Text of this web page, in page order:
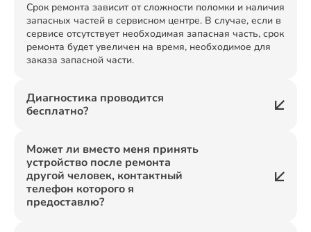
Срок ремонта зависит от сложности поломки и наличия
запасных частей в сервисном центре. В случае, если в
сервисе отсутствует необходимая запасная часть, срок
ремонта будет увеличен на время, необходимое для
заказа запасной части.
Диагностика проводится
бесплатно?
Может ли вместо меня принять
устройство после ремонта
другой человек, контактный
телефон которого я
предоставлю?